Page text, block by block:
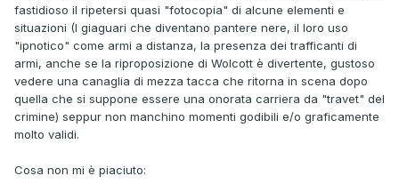
fastidioso il ripetersi quasi "fotocopia" di alcune elementi e
situazioni (I giaguari che diventano pantere nere, il loro uso
"ipnotico" come armi a distanza, la presenza dei trafficanti di
armi, anche se la riproposizione di Wolcott è divertente, gustoso
vedere una canaglia di mezza tacca che ritorna in scena dopo
quella che si suppone essere una onorata carriera da "travet" del
crimine) seppur non manchino momenti godibili e/o graficamente
molto validi.
Cosa non mi è piaciuto: